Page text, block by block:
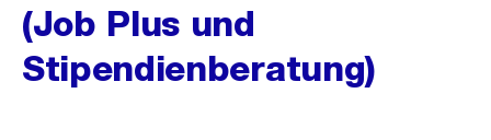
(Job Plus und
Stipendienberatung)